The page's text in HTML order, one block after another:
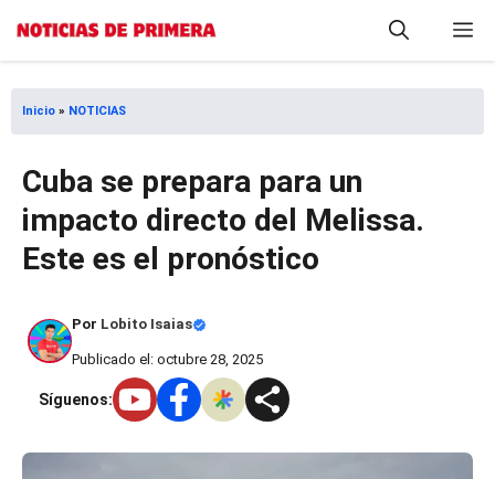
Saltar
contenido
Inicio » NOTICIAS
Cuba se prepara para un
impacto directo del Melissa.
Este es el pronóstico
Por Lobito Isaias
Publicado el: octubre 28, 2025
Síguenos: